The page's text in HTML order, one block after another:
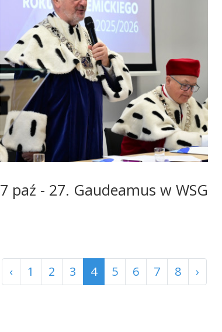
7 paź - 27. Gaudeamus w WSG
‹ 1 2 3 4 5 6 7 8 ›